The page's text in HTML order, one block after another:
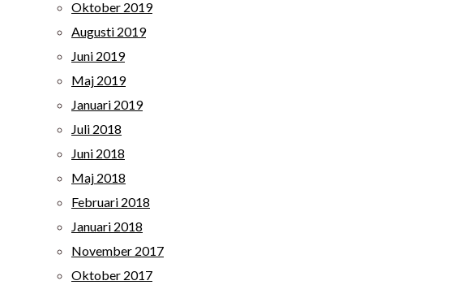
Oktober 2019
Augusti 2019
Juni 2019
Maj 2019
Januari 2019
Juli 2018
Juni 2018
Maj 2018
Februari 2018
Januari 2018
November 2017
Oktober 2017